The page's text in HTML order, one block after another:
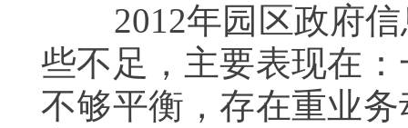
2012年园区政府
些不足，主要表现在
不够平衡，存在重业